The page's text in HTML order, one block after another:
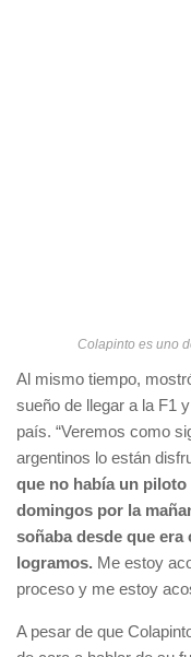
Colapinto es uno
Al mismo tiempo,
sueño de llegar a la F1
país. “Veremos como
argentinos lo están
que no había un piloto
domingos por la
soñaba desde que
logramos. Me estoy
proceso y me estoy
A pesar de que